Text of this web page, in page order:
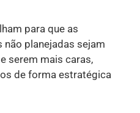
para que as
planejadas sejam
serem mais caras,
de forma estratégica